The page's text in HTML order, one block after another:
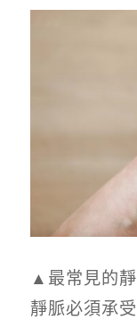
▲最常見的
靜脈必須承